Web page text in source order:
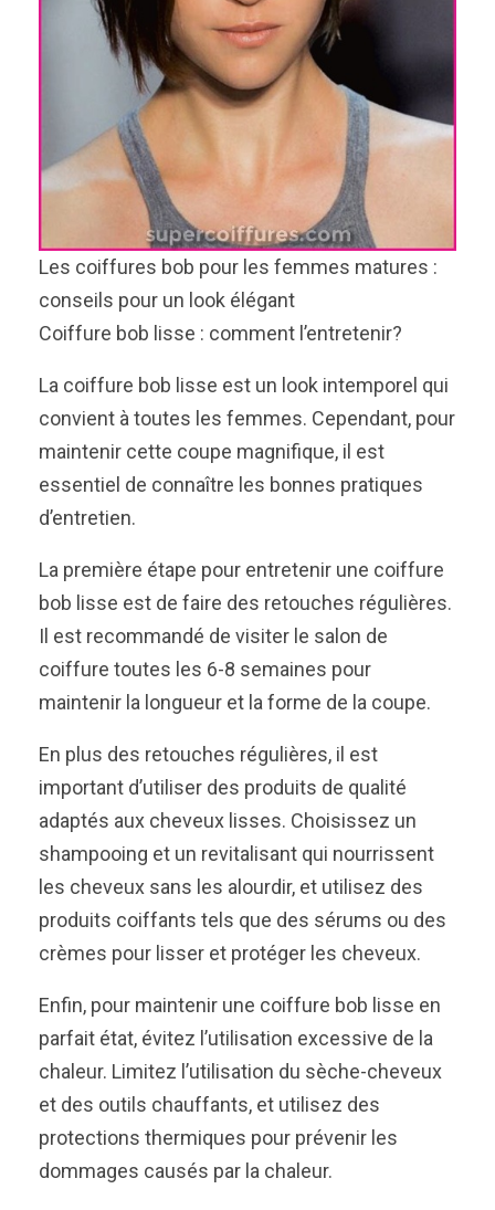
Les coiffures bob pour les femmes matures :
conseils pour un look élégant
Coiffure bob lisse : comment l’entretenir?
La coiffure bob lisse est un look intemporel qui
convient à toutes les femmes. Cependant, pour
maintenir cette coupe magnifique, il est
essentiel de connaître les bonnes pratiques
d’entretien.
La première étape pour entretenir une coiffure
bob lisse est de faire des retouches régulières.
Il est recommandé de visiter le salon de
coiffure toutes les 6-8 semaines pour
maintenir la longueur et la forme de la coupe.
En plus des retouches régulières, il est
important d’utiliser des produits de qualité
adaptés aux cheveux lisses. Choisissez un
shampooing et un revitalisant qui nourrissent
les cheveux sans les alourdir, et utilisez des
produits coiffants tels que des sérums ou des
crèmes pour lisser et protéger les cheveux.
Enfin, pour maintenir une coiffure bob lisse en
parfait état, évitez l’utilisation excessive de la
chaleur. Limitez l’utilisation du sèche-cheveux
et des outils chauffants, et utilisez des
protections thermiques pour prévenir les
dommages causés par la chaleur.